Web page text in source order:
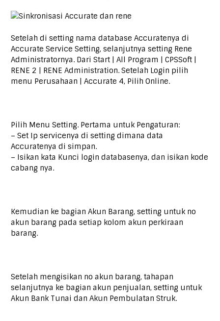
Setelah di setting nama database Accuratenya di
Accurate Service Setting, selanjutnya setting Rene
Administratornya. Dari Start | All Program | CPSSoft |
RENE 2 | RENE Administration. Setelah Login pilih
menu Perusahaan | Accurate 4, Pilih Online.
Pilih Menu Setting. Pertama untuk Pengaturan:
– Set Ip servicenya di setting dimana data
Accuratenya di simpan.
– Isikan kata Kunci login databasenya, dan isikan kode
cabang nya.
Kemudian ke bagian Akun Barang, setting untuk no
akun barang pada setiap kolom akun perkiraan
barang.
Setelah mengisikan no akun barang, tahapan
selanjutnya ke bagian akun penjualan, setting untuk
Akun Bank Tunai dan Akun Pembulatan Struk.